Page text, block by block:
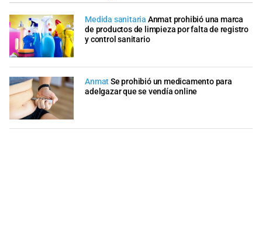
Medida sanitaria Anmat prohibió una marca
de productos de limpieza por falta de registro
y control sanitario
AnmatSe prohibió un medicamento para
adelgazar que se vendía online